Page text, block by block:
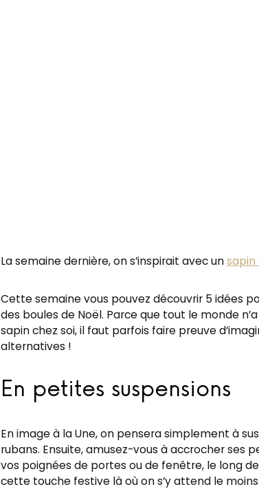
La semaine dernière, on s’inspirait avec unsapin
Cette semaine vous pouvez découvrir 5 idées
des boules de Noël. Parce que tout le monde
sapin chez soi, il faut parfois faire preuve
alternatives !
En petites suspensions
En image à la Une, on pensera simplement à
rubans. Ensuite, amusez-vous à accrocher ses
vos poignées de portes ou de fenêtre, le long
cette touche festive là où on s’y attend le